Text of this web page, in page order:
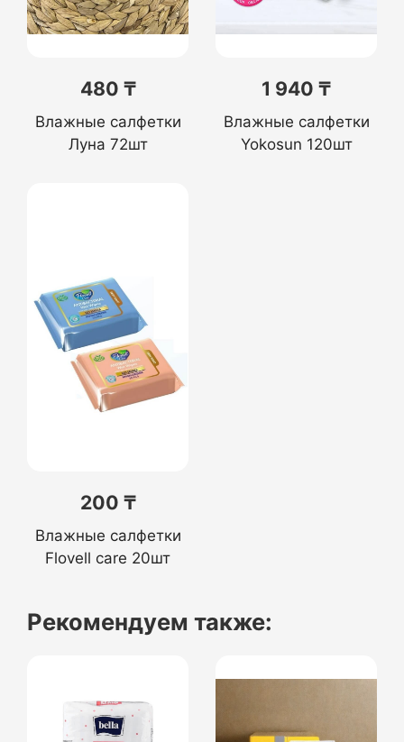
480 ₸
Влажные салфетки
Луна 72шт
1 940 ₸
Влажные салфетки
Yokosun 120шт
200 ₸
Влажные салфетки
Flovell care 20шт
Рекомендуем также: